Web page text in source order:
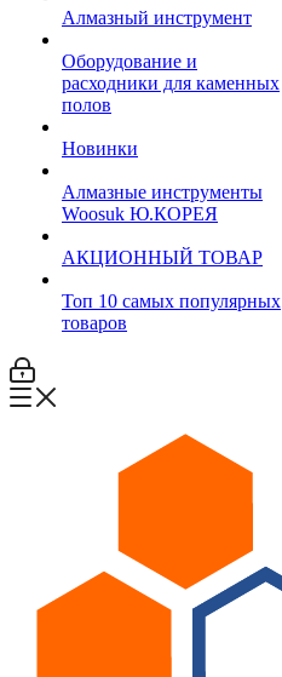
Алмазный инструмент
Оборудование и
расходники для каменных
полов
Новинки
Алмазные инструменты
Woosuk Ю.КОРЕЯ
АКЦИОННЫЙ ТОВАР
Топ 10 самых популярных
товаров